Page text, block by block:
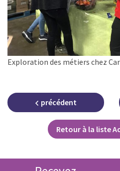
Exploration des métiers chez
précédent
Retour à la liste